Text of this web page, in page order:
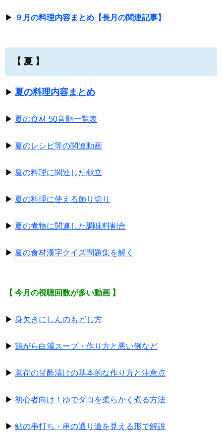
▶ ９月の料理内容まとめ【長月の関連記事】
【 夏 】
▶ 夏の料理内容まとめ
▶ 夏の食材 50音順一覧表
▶ 夏のレシピ等の関連動画
▶ 夏の料理に関連した献立
▶ 夏の料理に使える飾り切り
▶ 夏の煮物に関連した調味料割合
▶ 夏の食材漢字クイズ問題集を解く
【 今月の視聴回数が多い動画 】
▶ 身欠きにしんのもどし方
▶ 鶏がら白濁スープ・作り方と悪い例など
▶ 茗荷の甘酢漬けの基本的な作り方と注意点
▶ 初心者向け！ゆでダコを柔らかく煮る方法
▶ 鮎の串打ち・串の通り道を見える形で解説